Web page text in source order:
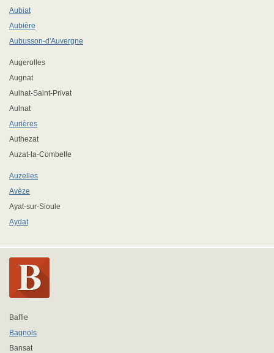
Aubiat
Aubière
Aubusson-d'Auvergne
Augerolles
Augnat
Aulhat-Saint-Privat
Aulnat
Aurières
Authezat
Auzat-la-Combelle
Auzelles
Avèze
Ayat-sur-Sioule
Aydat
Baffie
Bagnols
Bansat